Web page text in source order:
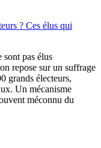
? Ces élus qui
sont pas élus
repose sur un suffrage
grands électeurs,
Un mécanisme
méconnu du